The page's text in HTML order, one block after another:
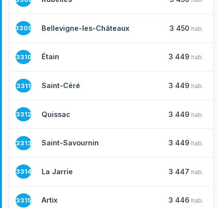
3309 Bellevigne-les-Châteaux 3 450 hab.
3310 Étain 3 449 hab.
3311 Saint-Céré 3 449 hab.
3312 Quissac 3 449 hab.
3313 Saint-Savournin 3 449 hab.
3314 La Jarrie 3 447 hab.
3315 Artix 3 446 hab.